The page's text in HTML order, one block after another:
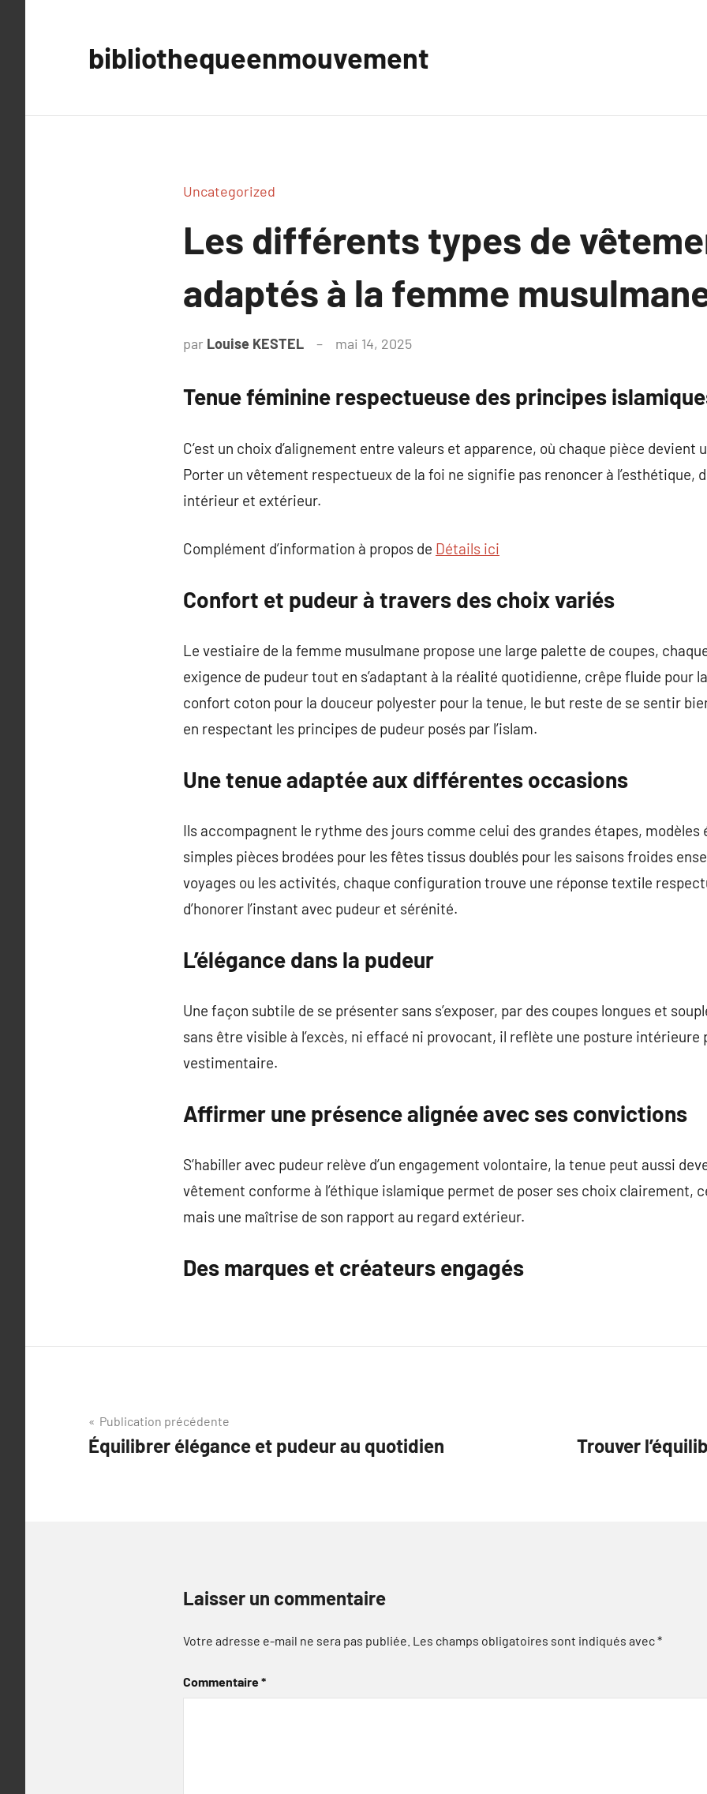
bibliothequeenmouvement
Uncategorized
Les différents types de
adaptés à la femme
par Louise KESTEL mai 14, 2025
Tenue féminine respectueuse des principes
C’est un choix d’alignement entre valeurs et apparence, où chaque pièce devient
Porter un vêtement respectueux de la foi ne signifie pas renoncer à l’esthétique,
intérieur et extérieur.
Complément d’information à propos de Détails ici
Confort et pudeur à travers des choix variés
Le vestiaire de la femme musulmane propose une large palette de coupes,
exigence de pudeur tout en s’adaptant à la réalité quotidienne, crêpe fluide pour
confort coton pour la douceur polyester pour la tenue, le but reste de se sentir
en respectant les principes de pudeur posés par l’islam.
Une tenue adaptée aux différentes occasions
Ils accompagnent le rythme des jours comme celui des grandes étapes, modèles
simples pièces brodées pour les fêtes tissus doublés pour les saisons froides
voyages ou les activités, chaque configuration trouve une réponse textile
d’honorer l’instant avec pudeur et sérénité.
L’élégance dans la pudeur
Une façon subtile de se présenter sans s’exposer, par des coupes longues et
sans être visible à l’excès, ni effacé ni provocant, il reflète une posture intérieure
vestimentaire.
Affirmer une présence alignée avec ses convictions
S’habiller avec pudeur relève d’un engagement volontaire, la tenue peut aussi
vêtement conforme à l’éthique islamique permet de poser ses choix clairement,
mais une maîtrise de son rapport au regard extérieur.
Des marques et créateurs engagés
Navigation
de
Publication précédente
Équilibrer élégance et pudeur au quotidien Trouver
Laisser un commentaire
Votre adresse e-mail ne sera pas publiée. Les champs obligatoires sont indiqués avec*
Commentaire*